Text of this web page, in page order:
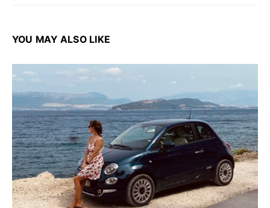
YOU MAY ALSO LIKE